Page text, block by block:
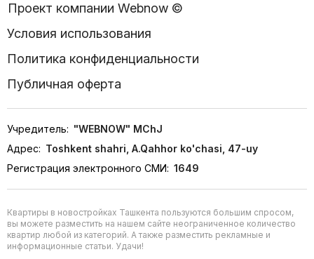
Проект компании Webnow ©
Условия использования
Политика конфиденциальности
Публичная оферта
Учредитель: "WEBNOW" MChJ
Адрес: Toshkent shahri, A.Qahhor ko'chasi, 47-uy
Регистрация электронного СМИ: 1649
Квартиры в новостройках Ташкента пользуются большим спросом,
вы можете разместить на нашем сайте неограниченное количество
квартир любой из категорий. А также разместить рекламные и
информационные статьи. Удачи!